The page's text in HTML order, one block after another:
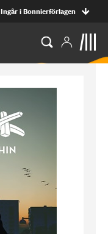
Ingår i Bonnierförlagen